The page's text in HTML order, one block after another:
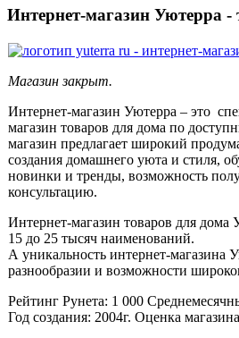
Интернет-магазин Уютерра
Магазин закрыт.
Интернет-магазин Уютерра – это
магазин товаров для дома по
магазин предлагает широкий
создания домашнего уюта и стиля,
новинки и тренды, возможность
консультацию.
Интернет-магазин товаров для дома
15 до 25 тысяч наименований.
А уникальность интернет-магазина
разнообразии и возможности
Рейтинг Рунета: 1 000
Год создания: 2004г. Оценка